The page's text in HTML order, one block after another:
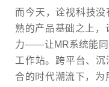
而今天，诠视科技没
熟的产品基础之上，
力——让 MR系统能
工作站。跨平台、沉
合的时代潮流下，为